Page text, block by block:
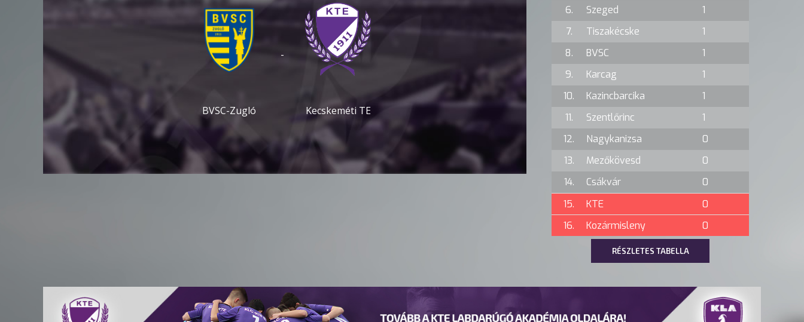
BVSC-Zugló
-
Kecskeméti TE
6.
Szeged
1
7.
Tiszakécske
1
8.
BVSC
1
9.
Karcag
1
10.
Kazincbarcika
1
11.
Szentlőrinc
1
12.
Nagykanizsa
0
13.
Mezőkövesd
0
14.
Csákvár
0
15.
KTE
0
16.
Kozármisleny 0
RÉSZLETES TABELLA